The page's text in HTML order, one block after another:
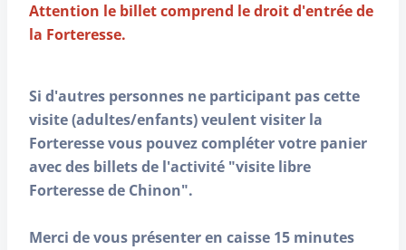
Attention le billet comprend le droit d'entrée de
la Forteresse.
Si d'autres personnes ne participant pas cette
visite (adultes/enfants) veulent visiter la
Forteresse vous pouvez compléter votre panier
avec des billets de l'activité "visite libre
Forteresse de Chinon".
Merci de vous présenter en caisse 15 minutes